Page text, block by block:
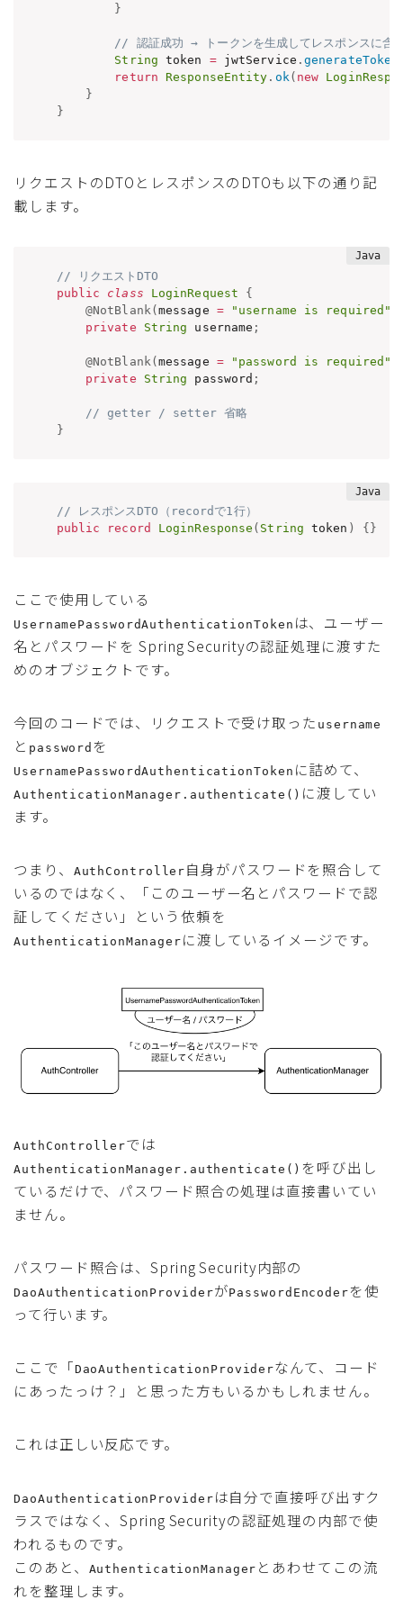
}
// 認証成功 → トークンを生成してレスポンスに含
String token = jwtService . generateToken
return
ResponseEntity . ok( new
}
}
リクエストのDTOとレスポンスのDTOも以下の通り記
載します。
// リクエストDTO
public
class LoginRequest
{
@NotBlank ( message = "username is required"
private
String username ;
@NotBlank ( message = "password is required"
private
String password ;
// getter / setter 省略
}
// レスポンスDTO（recordで1行）
public
record LoginResponse ( String token ) { }
ここで使用している
UsernamePasswordAuthenticationToken は、ユーザー
名とパスワードを Spring Securityの認証処理に渡すた
めのオブジェクトです。
今回のコードでは、リクエストで受け取った username
と password を
UsernamePasswordAuthenticationToken に詰めて、
AuthenticationManager.authenticate() に渡してい
ます。
つまり、 AuthController 自身がパスワードを照合して
いるのではなく、「このユーザー名とパスワードで認
証してください」という依頼を
AuthenticationManager に渡しているイメージです。
AuthControllerでは
AuthenticationManager.authenticate() を呼び出し
ているだけで、パスワード照合の処理は直接書いてい
ません。
パスワード照合は、Spring Security内部の
DaoAuthenticationProviderがPasswordEncoder を使
って行います。
ここで「DaoAuthenticationProviderなんて、コード
にあったっけ？」と思った方もいるかもしれません。
これは正しい反応です。
DaoAuthenticationProvider は自分で直接呼び出すク
ラスではなく、Spring Securityの認証処理の内部で使
われるものです。
このあと、
AuthenticationManager とあわせてこの流
れを整理します。